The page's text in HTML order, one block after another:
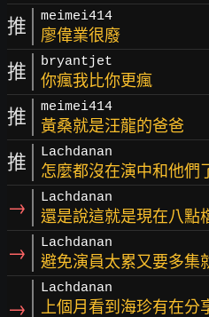
推 meimei414
廖偉業很廢
推 bryantjet
你瘋我比你更瘋
推 meimei414
黃桑就是汪龍的爸爸
推 Lachdanan
怎麼都沒在演中和他們
→ Lachdanan
還是說這就是現在八點
→ Lachdanan
避免演員太累又要多集
→
Lachdanan
上個月看到海珍有在